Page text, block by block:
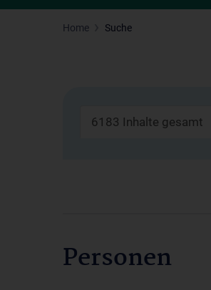
Home Suche
6183 Inhalte gesamt
Personen